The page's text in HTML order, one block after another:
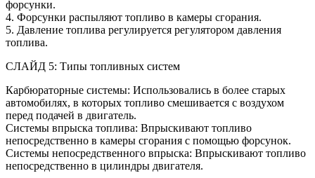
форсунки.
4. Форсунки распыляют топливо в камеры сгорания.
5. Давление топлива регулируется регулятором давления
топлива.
СЛАЙД 5: Типы топливных систем
Карбюраторные системы: Использовались в более старых
автомобилях, в которых топливо смешивается с воздухом
перед подачей в двигатель.
Системы впрыска топлива: Впрыскивают топливо
непосредственно в камеры сгорания с помощью форсунок.
Системы непосредственного впрыска: Впрыскивают топливо
непосредственно в цилиндры двигателя.